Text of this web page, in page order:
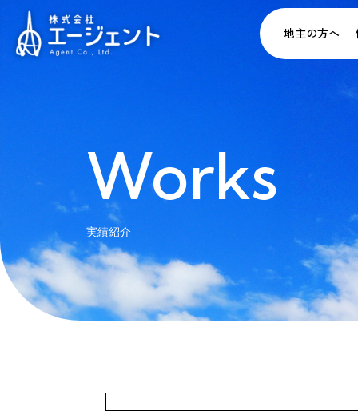
地主の方へ
Works
実績紹介